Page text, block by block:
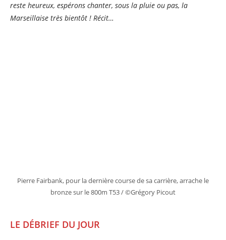
reste heureux, espérons chanter, sous la pluie ou pas, la
Marseillaise très bientôt ! Récit…
Pierre Fairbank, pour la dernière course de sa carrière, arrache le
bronze sur le 800m T53 / ©Grégory Picout
LE DÉBRIEF DU JOUR